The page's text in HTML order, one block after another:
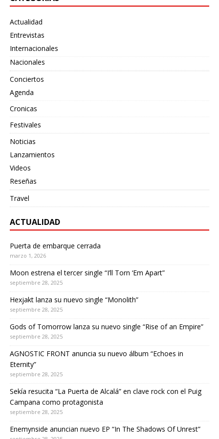
Actualidad
Entrevistas
Internacionales
Nacionales
Conciertos
Agenda
Cronicas
Festivales
Noticias
Lanzamientos
Videos
Reseñas
Travel
ACTUALIDAD
Puerta de embarque cerrada
marzo 1, 2026
Moon estrena el tercer single “I’ll Torn ‘Em Apart”
septiembre 28, 2025
Hexjakt lanza su nuevo single “Monolith”
septiembre 28, 2025
Gods of Tomorrow lanza su nuevo single “Rise of an Empire”
septiembre 28, 2025
AGNOSTIC FRONT anuncia su nuevo álbum “Echoes in
Eternity”
septiembre 28, 2025
Sekía resucita “La Puerta de Alcalá” en clave rock con el Puig
Campana como protagonista
septiembre 28, 2025
Enemynside anuncian nuevo EP “In The Shadows Of Unrest”